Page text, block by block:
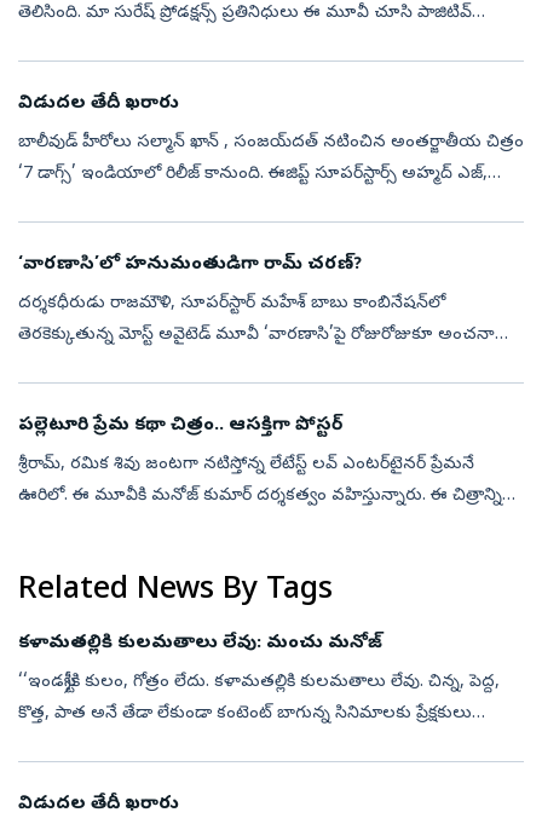
తెలిసింది. మా సురేష్‌ ప్రోడక్షన్స్ ప్రతినిధులు ఈ మూవీ చూసి పాజిటివ్‌
విడుదల తేదీ ఖరారు
బాలీవుడ్‌ హీరోలు సల్మాన్ ఖాన్ , సంజయ్‌దత్‌ నటించిన అంతర్జాతీయ చిత్రం
‘7 డాగ్స్‌’ ఇండియాలో రిలీజ్‌ కానుంది. ఈజిప్ట్‌ సూపర్‌స్టార్స్‌ అహ్మద్‌ ఎజ్,
‘వారణాసి’లో హనుమంతుడిగా రామ్ చరణ్?
దర్శకధీరుడు రాజమౌళి, సూపర్‌స్టార్ మహేశ్ బాబు కాంబినేషన్‌లో
తెరకెక్కుతున్న మోస్ట్ అవైటెడ్ మూవీ ‘వారణాసి’పై రోజురోజుకూ అంచనాలు
పల్లెటూరి ప్రేమ కథా చిత్రం.. ఆసక్తిగా పోస్టర్
శ్రీరామ్, రమిక శివు జంటగా నటిస్తోన్న లేటేస్ట్ లవ్ ఎంటర్‌టైనర్ ప్రేమనే
ఊరిలో. ఈ మూవీకి మనోజ్ కుమార్ దర్శకత్వం వహిస్తున్నారు. ఈ చిత్రాన్ని
Related News By Tags
కళామతల్లికి కులమతాలు లేవు: మంచు మనోజ్‌
‘‘ఇండస్ట్రీకి కులం, గోత్రం లేదు. కళామతల్లికి కులమతాలు లేవు. చిన్న, పెద్ద,
కొత్త, పాత అనే తేడా లేకుండా కంటెంట్‌ బాగున్న సినిమాలకు ప్రేక్షకులు
విడుదల తేదీ ఖరారు